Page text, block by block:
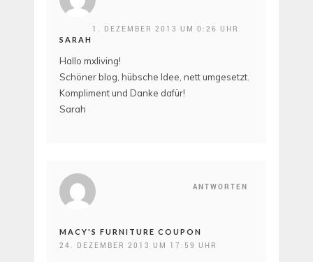
SARAH
1. DEZEMBER 2013 UM 0:26 UHR
Hallo mxliving!
Schöner blog, hübsche Idee, nett umgesetzt.
Kompliment und Danke dafür!
Sarah
ANTWORTEN
MACY'S FURNITURE COUPON
24. DEZEMBER 2013 UM 17:59 UHR